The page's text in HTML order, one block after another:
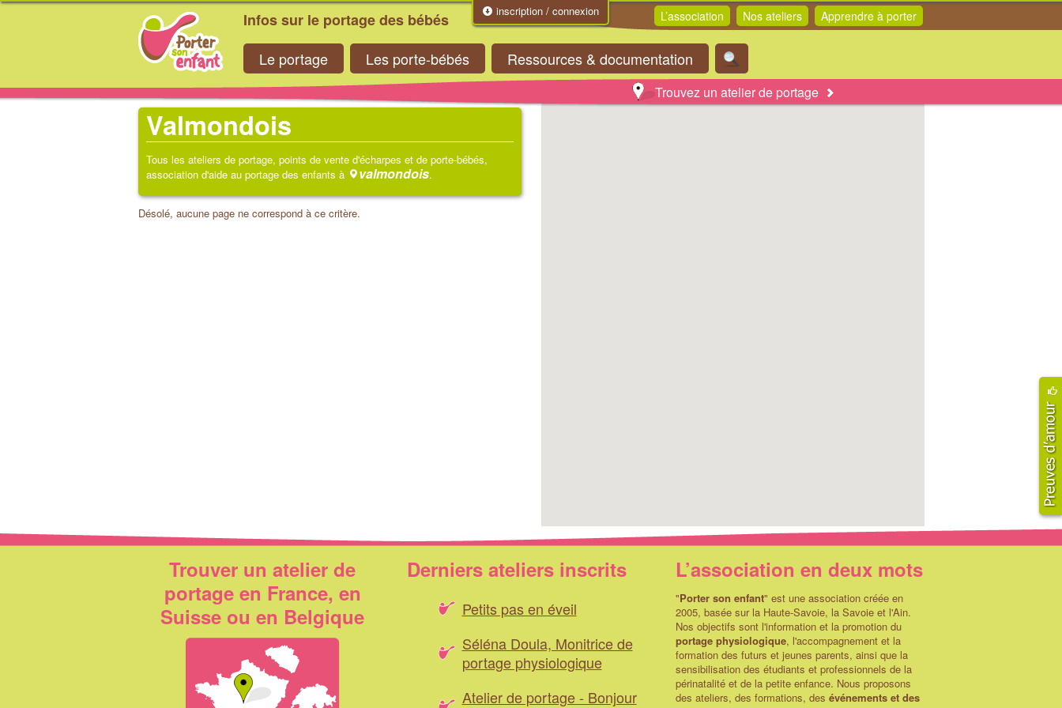
inscription / connexion
Infos sur le portage des bébés L’association Nos ateliers Apprendre à porter
Le portage Les porte-bébés Ressources & documentation
Trouvez un atelier de portage
Valmondois
Tous les ateliers de portage, points de vente d'écharpes et de porte-bébés,
association d'aide au portage des enfants à
valmondois.
Désolé, aucune page ne correspond à ce critère.
Trouver un atelier de
portage en France, en
Suisse ou en Belgique
Derniers ateliers inscrits
Petits pas en éveil
Séléna Doula, Monitrice de
portage physiologique
Atelier de portage - Bonjour
L’association en deux mots
"Porter son enfant" est une association créée en
2005, basée sur la Haute-Savoie, la Savoie et l'Ain.
Nos objectifs sont l'information et la promotion du
portage physiologique, l'accompagnement et la
formation des futurs et jeunes parents, ainsi que la
sensibilisation des étudiants et professionnels de la
périnatalité et de la petite enfance. Nous proposons
des ateliers, des formations, des événements et des